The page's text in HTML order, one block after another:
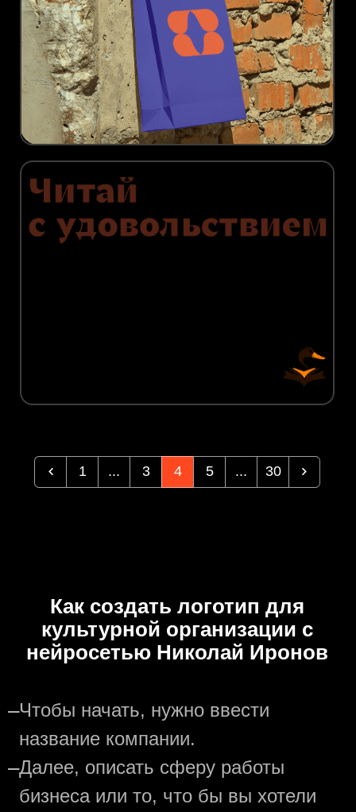
1 ... 3 4 5 ... 30
Как создать логотип для
культурной организации с
нейросетью Николай Иронов
—Чтобы начать, нужно ввести
название компании.
—Далее, описать сферу работы
бизнеса или то, что бы вы хотели